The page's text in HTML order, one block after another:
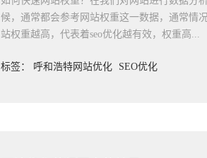
候，通常都会参考网站权重这一数据，通常情
站权重越高，代表着seo优化越有效，权重高...
标签： 呼和浩特网站优化 SEO优化